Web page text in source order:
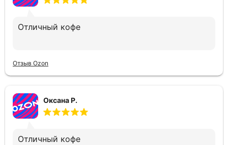
Отличный кофе
Отзыв Ozon
Оксана Р.
Отличный кофе